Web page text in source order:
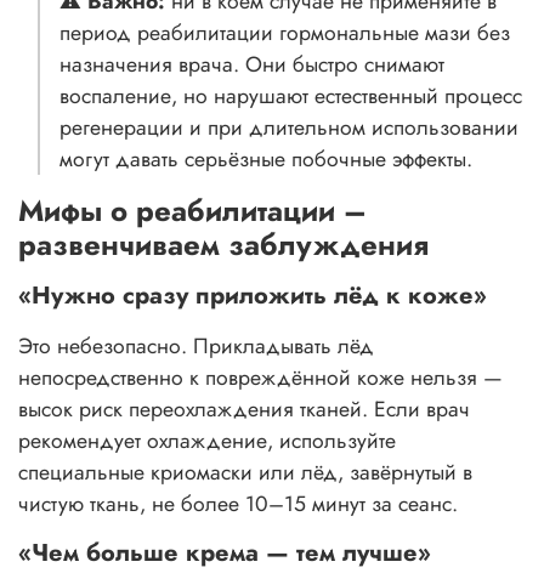
период реабилитации гормональные мази без
назначения врача. Они быстро снимают
воспаление, но нарушают естественный процесс
регенерации и при длительном использовании
могут давать серьёзные побочные эффекты.
Мифы о реабилитации –
развенчиваем заблуждения
«Нужно сразу приложить лёд к коже»
Это небезопасно. Прикладывать лёд
непосредственно к повреждённой коже нельзя —
высок риск переохлаждения тканей. Если врач
рекомендует охлаждение, используйте
специальные криомаски или лёд, завёрнутый в
чистую ткань, не более 10–15 минут за сеанс.
«Чем больше крема — тем лучше»